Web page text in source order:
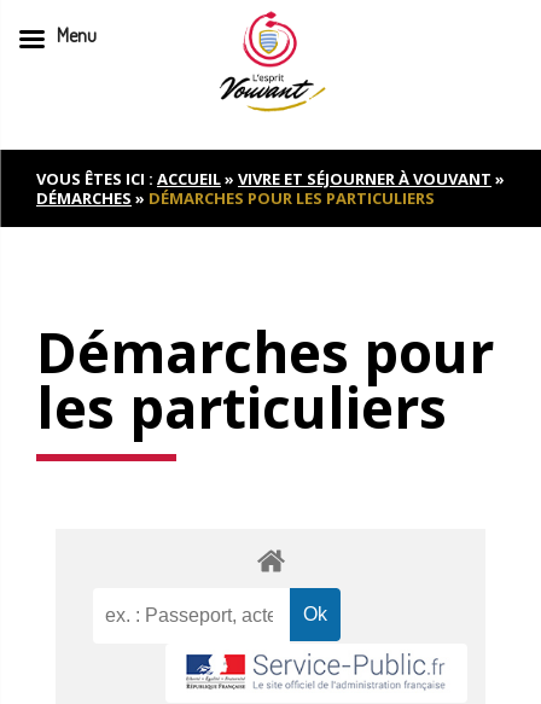
to
contentVOUS ÊTES ICI : ACCUEIL» VIVRE ET SÉJOURNER À VOUVANT »
DÉMARCHES » DÉMARCHES POUR LES PARTICULIERS
Démarches pour
les particuliers
Menu